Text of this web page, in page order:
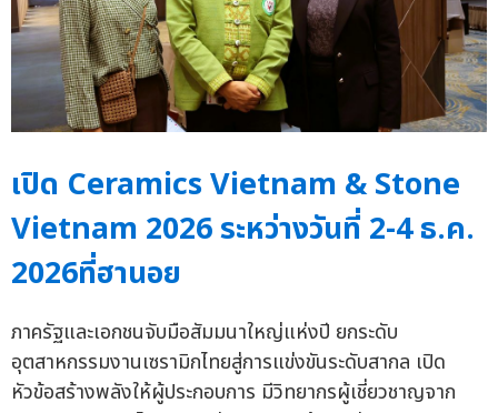
เปิด Ceramics Vietnam & Stone
Vietnam 2026 ระหว่างวันที่ 2-4 ธ.ค.
2026ที่ฮานอย
ภาครัฐและเอกชนจับมือสัมมนาใหญ่แห่งปี ยกระดับ
อุตสาหกรรมงานเซรามิกไทยสู่การแข่งขันระดับสากล เปิด
หัวข้อสร้างพลังให้ผู้ประกอบการ มีวิทยากรผู้เชี่ยวชาญจาก